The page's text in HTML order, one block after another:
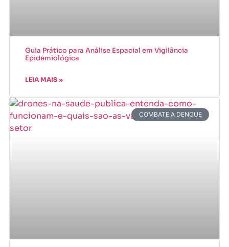
Guia Prático para Análise Espacial em Vigilância
Epidemiológica
LEIA MAIS »
COMBATE A DENGUE